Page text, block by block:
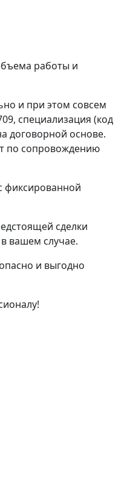
работы и
и при этом совсем
специализация (код
договорной основе.
по сопровождению
фиксированной
сделки
вашем случае.
и выгодно